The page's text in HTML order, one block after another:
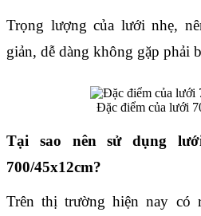
Trọng lượng của lưới nhẹ,
giản, dễ dàng không gặp phải
Đặc điểm của lưới
Tại sao nên sử dụng
700/45x12cm?
Trên thị trường hiện nay có